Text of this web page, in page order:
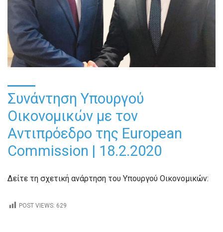
Συνάντηση Υπουργού
Οικονομικών με τον
Αντιπρόεδρο της European
Commission | 18.2.2020
Δείτε τη σχετική ανάρτηση του Υπουργού Οικονομικών:
POST VIEWS: 629